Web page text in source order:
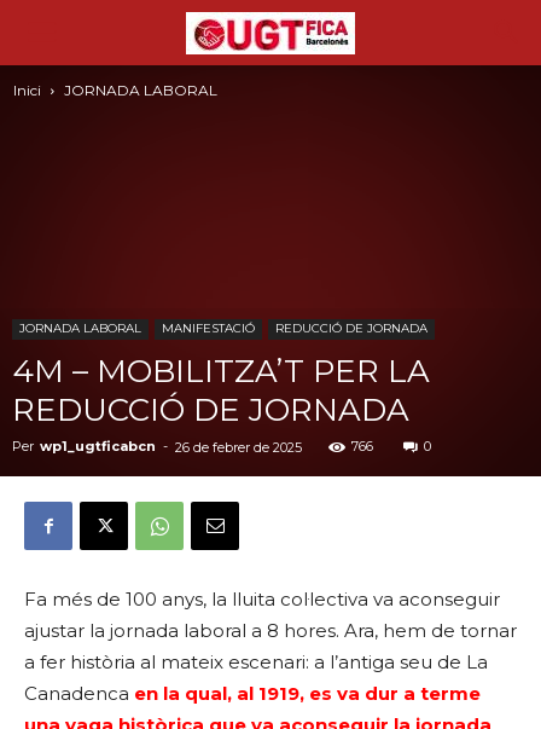
Inici JORNADA LABORAL
JORNADA LABORAL MANIFESTACIÓ REDUCCIÓ DE JORNADA
4M – MOBILITZA’T PER LA
REDUCCIÓ DE JORNADA
Per wp1_ugtficabcn - 26 de febrer de 2025 766 0
Fa més de 100 anys, la lluita col·lectiva va aconseguir
ajustar la jornada laboral a 8 hores. Ara, hem de tornar
a fer història al mateix escenari: a l’antiga seu de La
Canadenca en la qual, al 1919, es va dur a terme